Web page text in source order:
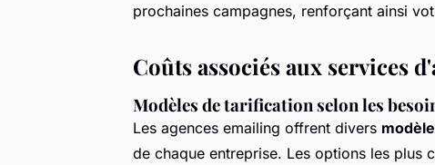
prochaines campagnes, renforçant ainsi
Coûts associés aux services
Modèles de tarification selon les
Les agences emailing offrent divers
de chaque entreprise. Les options les plus